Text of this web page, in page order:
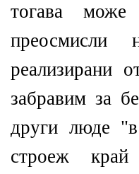
тогава може
преосмисли
реализирани
забравим за
други люде
строеж